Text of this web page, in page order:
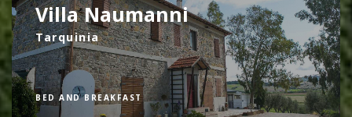
Villa Naumanni
Tarquinia
BED AND BREAKFAST